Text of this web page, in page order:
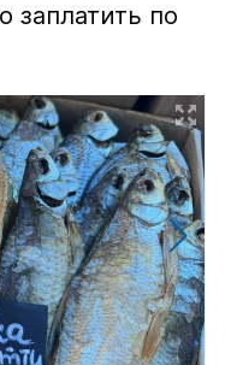
заплатить по